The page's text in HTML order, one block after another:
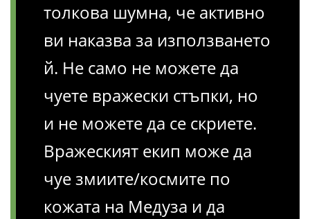
толкова шумна, че активно
ви наказва за използването
й. Не само не можете да
чуете вражески стъпки, но
и не можете да се скриете.
Вражеският екип може да
чуе змиите/космите по
кожата на Медуза и да